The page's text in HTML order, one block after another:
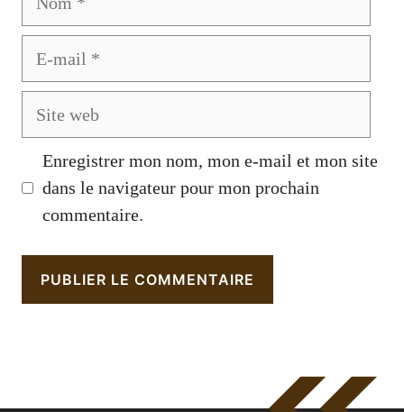
Enregistrer mon nom, mon e-mail et mon site
dans le navigateur pour mon prochain
commentaire.